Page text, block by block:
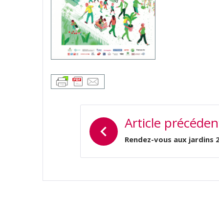
NAVIGATION
DE
L’ARTICLE
Article
Rendez-vous aux jardins